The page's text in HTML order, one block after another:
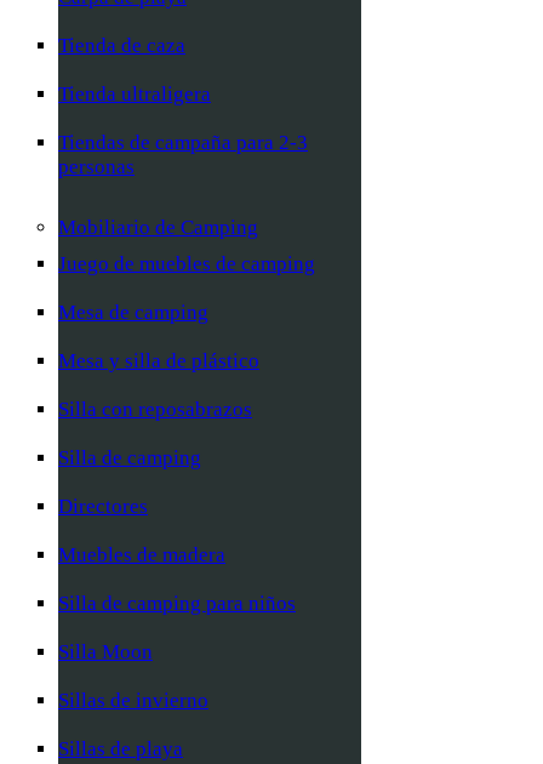
Tienda de caza
Tienda ultraligera
Tiendas de campaña para 2-3
personas
Mobiliario de Camping
Juego de muebles de camping
Mesa de camping
Mesa y silla de plástico
Silla con reposabrazos
Silla de camping
Directores
Muebles de madera
Silla de camping para niños
Silla Moon
Sillas de invierno
Sillas de playa